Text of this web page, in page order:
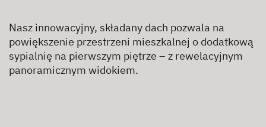
Nasz innowacyjny, składany dach pozwala na
powiększenie przestrzeni mieszkalnej o dodatkową
sypialnię na pierwszym piętrze – z rewelacyjnym
panoramicznym widokiem.